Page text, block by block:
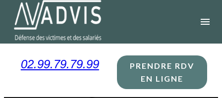
menu
02.99.79.79.99
PRENDRE RDV
EN LIGNE
Panneau de gestion des cookies